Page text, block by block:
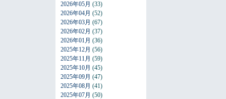
2026年05月 (33)
2026年04月 (52)
2026年03月 (67)
2026年02月 (37)
2026年01月 (36)
2025年12月 (56)
2025年11月 (59)
2025年10月 (45)
2025年09月 (47)
2025年08月 (41)
2025年07月 (50)